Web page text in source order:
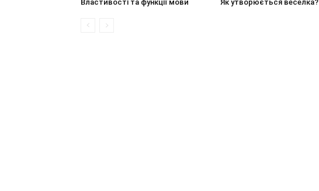
Властивості та функції мови Як утворюється веселка?